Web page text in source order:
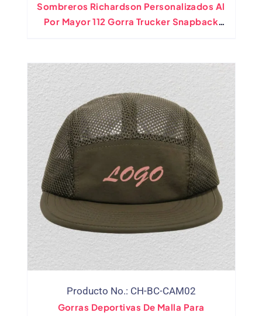
Sombreros Richardson Personalizados Al
Por Mayor 112 Gorra Trucker Snapback
Producto No.: CH-BC-CAM02
Gorras Deportivas De Malla Para